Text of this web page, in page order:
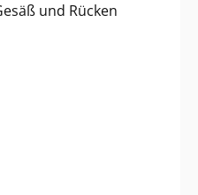
und Rücken